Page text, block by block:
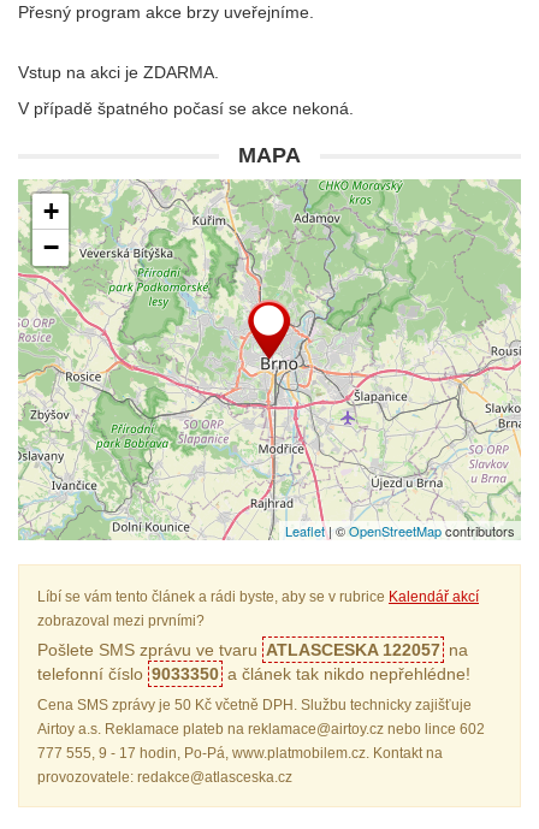
Přesný program akce brzy uveřejníme.
Vstup na akci je ZDARMA.
V případě špatného počasí se akce nekoná.
MAPA
+
−
Leaflet| ©OpenStreetMapcontributors
Líbí se vám tento článek a rádi byste, aby se v rubrice Kalendář akcí
zobrazoval mezi prvními?
Pošlete SMS zprávu ve tvaru ATLASCESKA 122057 na
telefonní číslo 9033350 a článek tak nikdo nepřehlédne!
Cena SMS zprávy je 50 Kč včetně DPH. Službu technicky zajišťuje
Airtoy a.s. Reklamace plateb na reklamace@airtoy.cz nebo lince 602
777 555, 9 - 17 hodin, Po-Pá, www.platmobilem.cz. Kontakt na
provozovatele: redakce@atlasceska.cz